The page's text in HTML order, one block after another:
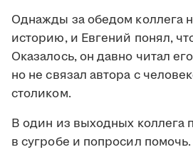
Однажды за обедом коллега
историю, и Евгений понял,
Оказалось, он давно читал
но не связал автора с
столиком.
В один из выходных коллега
в сугробе и попросил